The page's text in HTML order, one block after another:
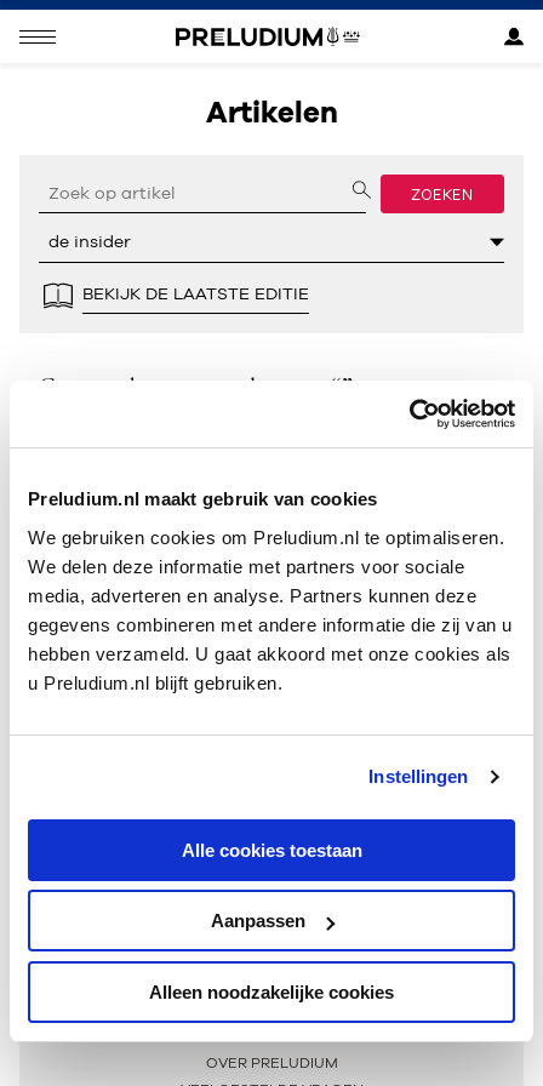
Preludium.nl maakt gebruik van cookies
We gebruiken cookies om Preludium.nl te optimaliseren.
We delen deze informatie met partners voor sociale
media, adverteren en analyse. Partners kunnen deze
gegevens combineren met andere informatie die zij van u
hebben verzameld. U gaat akkoord met onze cookies als
u Preludium.nl blijft gebruiken.
Instellingen
Alle cookies toestaan
Aanpassen
Alleen noodzakelijke cookies
Artikelen
ZOEKEN
BEKIJK DE LAATSTE EDITIE
Geen resultaten gevonden voor “”.
Meer informatie
OVER PRELUDIUM